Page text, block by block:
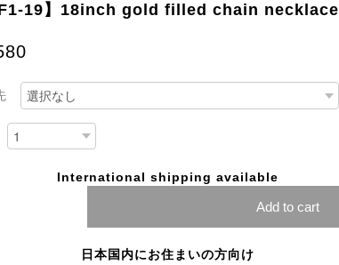
19】18inch gold filled chain necklace
International shipping available
Add to cart
日本国内にお住まいの方向け